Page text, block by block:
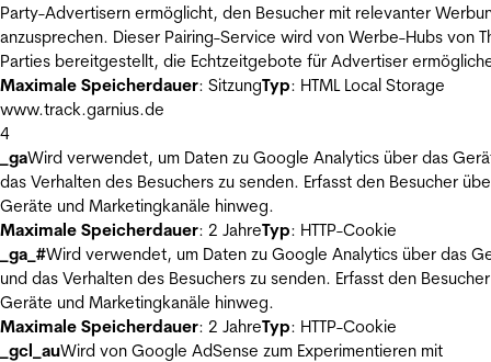
Party-Advertisern ermöglicht, den Besucher mit relevanter
anzusprechen. Dieser Pairing-Service wird von Werbe-Hubs von
Parties bereitgestellt, die Echtzeitgebote für Advertiser
Maximale Speicherdauer: SitzungTyp: HTML Local Storage
www.track.garnius.de
4
_gaWird verwendet, um Daten zu Google Analytics über das
das Verhalten des Besuchers zu senden. Erfasst den Besucher
Geräte und Marketingkanäle hinweg.
Maximale Speicherdauer: 2 JahreTyp: HTTP-Cookie
_ga_#Wird verwendet, um Daten zu Google Analytics über das
und das Verhalten des Besuchers zu senden. Erfasst den
Geräte und Marketingkanäle hinweg.
Maximale Speicherdauer: 2 JahreTyp: HTTP-Cookie
_gcl_auWird von Google AdSense zum Experimentieren mit